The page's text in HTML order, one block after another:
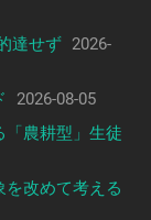
達せず 2026-
2026-08-05
「農耕型」生徒
改めて考える